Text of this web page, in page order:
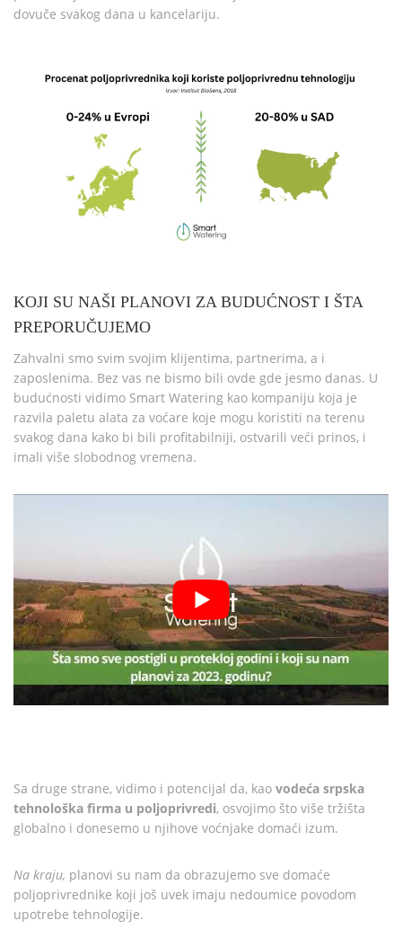
dovuče svakog dana u kancelariju.
KOJI SU NAŠI PLANOVI ZA BUDUĆNOST I ŠTA
PREPORUČUJEMO
Zahvalni smo svim svojim klijentima, partnerima, a i
zaposlenima. Bez vas ne bismo bili ovde gde jesmo danas. U
budućnosti vidimo Smart Watering kao kompaniju koja je
razvila paletu alata za voćare koje mogu koristiti na terenu
svakog dana kako bi bili profitabilniji, ostvarili veći prinos, i
imali više slobodnog vremena.
Sa druge strane, vidimo i potencijal da, kao vodeća srpska
tehnološka firma u poljoprivredi, osvojimo što više tržišta
globalno i donesemo u njihove voćnjake domaći izum.
Na kraju, planovi su nam da obrazujemo sve domaće
poljoprivrednike koji još uvek imaju nedoumice povodom
upotrebe tehnologije.